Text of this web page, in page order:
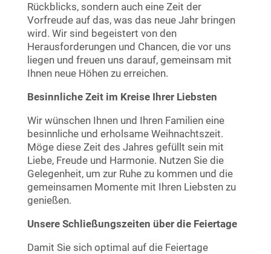
Rückblicks, sondern auch eine Zeit der
Vorfreude auf das, was das neue Jahr bringen
wird. Wir sind begeistert von den
Herausforderungen und Chancen, die vor uns
liegen und freuen uns darauf, gemeinsam mit
Ihnen neue Höhen zu erreichen.
Besinnliche Zeit im Kreise Ihrer Liebsten
Wir wünschen Ihnen und Ihren Familien eine
besinnliche und erholsame Weihnachtszeit.
Möge diese Zeit des Jahres gefüllt sein mit
Liebe, Freude und Harmonie. Nutzen Sie die
Gelegenheit, um zur Ruhe zu kommen und die
gemeinsamen Momente mit Ihren Liebsten zu
genießen.
Unsere Schließungszeiten über die Feiertage
Damit Sie sich optimal auf die Feiertage